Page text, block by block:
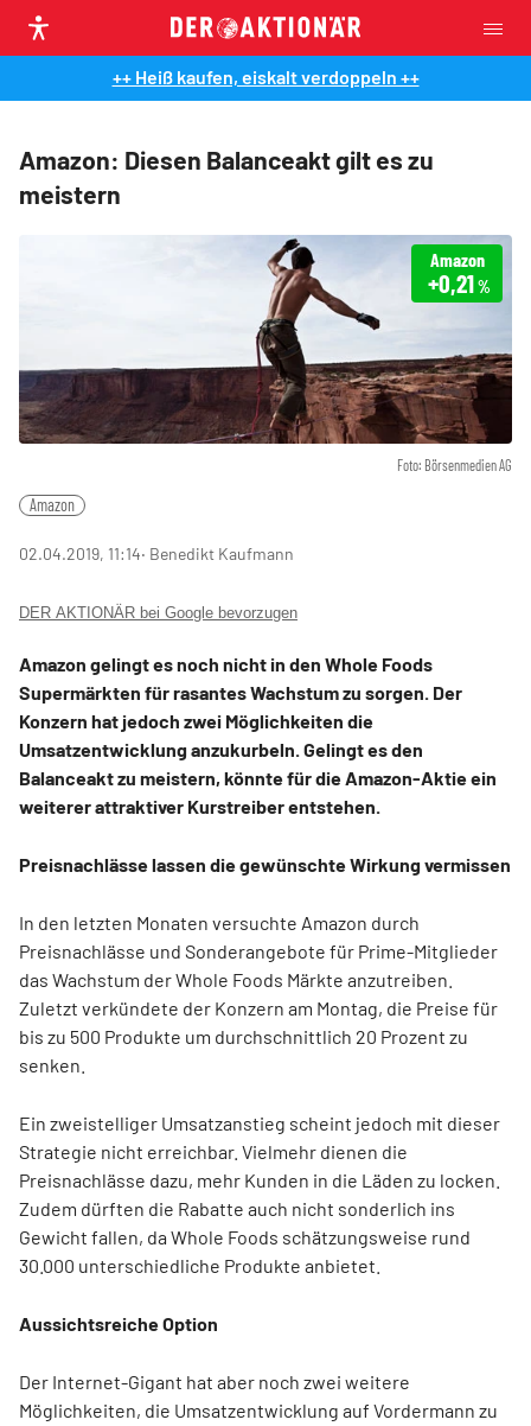
++ Heiß kaufen, eiskalt verdoppeln ++
Amazon: Diesen Balanceakt gilt es zu
meistern
Foto: Börsenmedien AG
Amazon
+0,21%
Amazon
02.04.2019, 11:14‧ Benedikt Kaufmann
DER AKTIONÄR bei Google bevorzugen
Amazon gelingt es noch nicht in den Whole Foods
Supermärkten für rasantes Wachstum zu sorgen. Der
Konzern hat jedoch zwei Möglichkeiten die
Umsatzentwicklung anzukurbeln. Gelingt es den
Balanceakt zu meistern, könnte für die Amazon-Aktie ein
weiterer attraktiver Kurstreiber entstehen.
Preisnachlässe lassen die gewünschte Wirkung vermissen
In den letzten Monaten versuchte Amazon durch
Preisnachlässe und Sonderangebote für Prime-Mitglieder
das Wachstum der Whole Foods Märkte anzutreiben.
Zuletzt verkündete der Konzern am Montag, die Preise für
bis zu 500 Produkte um durchschnittlich 20 Prozent zu
senken.
Ein zweistelliger Umsatzanstieg scheint jedoch mit dieser
Strategie nicht erreichbar. Vielmehr dienen die
Preisnachlässe dazu, mehr Kunden in die Läden zu locken.
Zudem dürften die Rabatte auch nicht sonderlich ins
Gewicht fallen, da Whole Foods schätzungsweise rund
30.000 unterschiedliche Produkte anbietet.
Aussichtsreiche Option
Der Internet-Gigant hat aber noch zwei weitere
Möglichkeiten, die Umsatzentwicklung auf Vordermann zu